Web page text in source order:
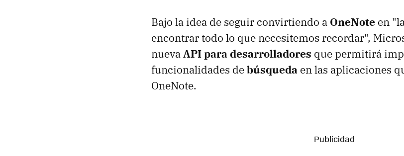
Bajo la idea de seguir convirtiendo a OneNote en
encontrar todo lo que necesitemos recordar",
nuevaAPI para desarrolladores que permitirá
funcionalidades debúsqueda en las aplicaciones
OneNote.